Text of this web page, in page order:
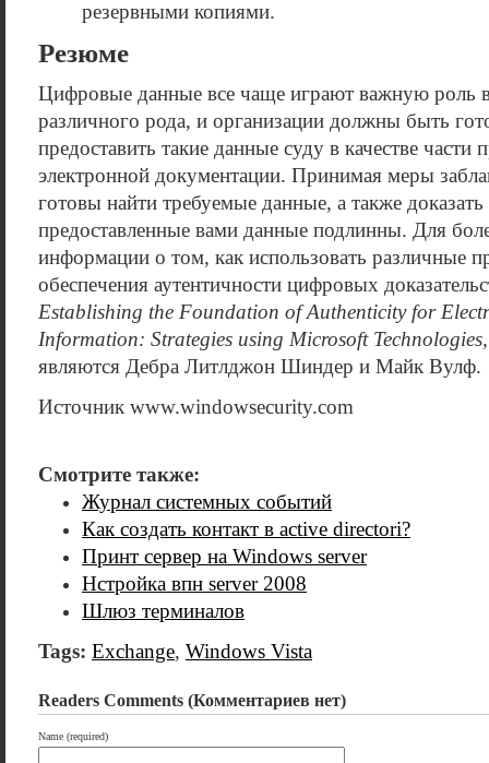
резервными копиями.
Резюме
Цифровые данные все чаще играют важную роль
различного рода, и организации должны быть
предоставить такие данные суду в качестве части
электронной документации. Принимая меры
готовы найти требуемые данные, а также доказать
предоставленные вами данные подлинны. Для
информации о том, как использовать различные
обеспечения аутентичности цифровых
Establishing the Foundation of Authenticity for
Information: Strategies using Microsoft Technologies,
являются Дебра Литлджон Шиндер и Майк Вулф.
Источник www.windowsecurity.com
Смотрите также:
Журнал системных событий
Как создать контакт в active directori?
Принт сервер на Windows server
Нстройка впн server 2008
Шлюз терминалов
Tags: Exchange, Windows Vista
Readers Comments (Комментариев нет)
Name (required)